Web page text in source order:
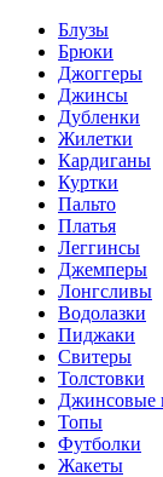
Блузы
Брюки
Джоггеры
Джинсы
Дубленки
Жилетки
Кардиганы
Куртки
Пальто
Платья
Леггинсы
Джемперы
Лонгсливы
Водолазки
Пиджаки
Свитеры
Толстовки
Джинсовые
Топы
Футболки
Жакеты